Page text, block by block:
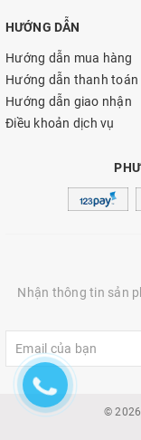
HƯỚNG DẪN
Hướng dẫn mua hàng
Hướng dẫn thanh toán
Hướng dẫn giao nhận
Điều khoản dịch vụ
Nhận thông tin sản
©